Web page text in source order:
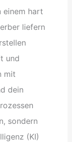
einem hart
liefern
und
mit
dein
sondern
(KI)